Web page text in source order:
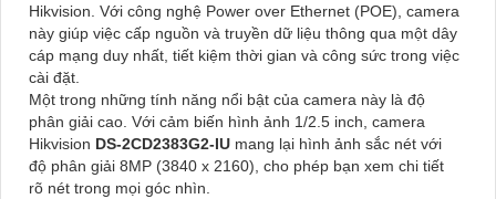
Hikvision. Với công nghệ Power over Ethernet (POE), camera
này giúp việc cấp nguồn và truyền dữ liệu thông qua một dây
cáp mạng duy nhất, tiết kiệm thời gian và công sức trong việc
cài đặt.
Một trong những tính năng nổi bật của camera này là độ
phân giải cao. Với cảm biến hình ảnh 1/2.5 inch, camera
Hikvision DS-2CD2383G2-IU mang lại hình ảnh sắc nét với
độ phân giải 8MP (3840 x 2160), cho phép bạn xem chi tiết
rõ nét trong mọi góc nhìn.